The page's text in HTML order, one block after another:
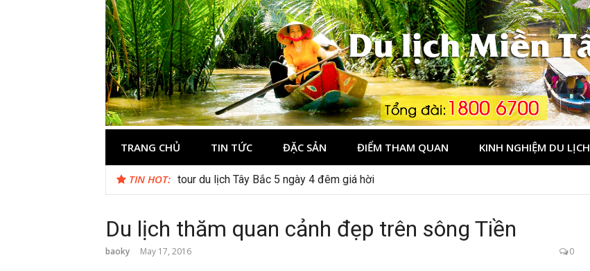
Du lịch Miền Tây
TRANG CHỦ TIN TỨC ĐẶC SẢN ĐIỂM THAM QUAN KINH NGHIỆM DU LỊCH
TIN HOT: Checklist quán cà phê đẹp dịp 2/9 ở Đà Lạt nên ghé
Du lịch thăm quan cảnh đẹp trên sông Tiền
baoky May 17, 2016 0